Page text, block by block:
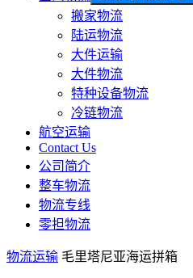
搬家物流
陆运物流
大件运输
大件物流
特种设备物流
冷链物流
航空运输
Contact Us
公司简介
整车物流
物流专线
零担物流
物流运输 毛里塔尼亚海运拼箱